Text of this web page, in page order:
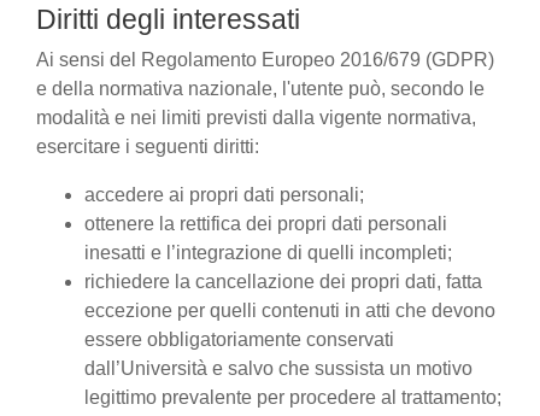
Diritti degli interessati
Ai sensi del Regolamento Europeo 2016/679 (GDPR)
e della normativa nazionale, l'utente può, secondo le
modalità e nei limiti previsti dalla vigente normativa,
esercitare i seguenti diritti:
accedere ai propri dati personali;
ottenere la rettifica dei propri dati personali
inesatti e l’integrazione di quelli incompleti;
richiedere la cancellazione dei propri dati, fatta
eccezione per quelli contenuti in atti che devono
essere obbligatoriamente conservati
dall’Università e salvo che sussista un motivo
legittimo prevalente per procedere al trattamento;